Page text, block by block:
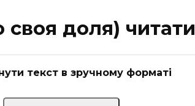
своя доля) читати
текст в зручному форматі